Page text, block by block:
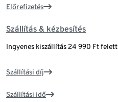
Előrefizetés
Szállítás & kézbesítés
Ingyenes kiszállítás 24 990 Ft felett
Szállítási díj
Szállítási idő